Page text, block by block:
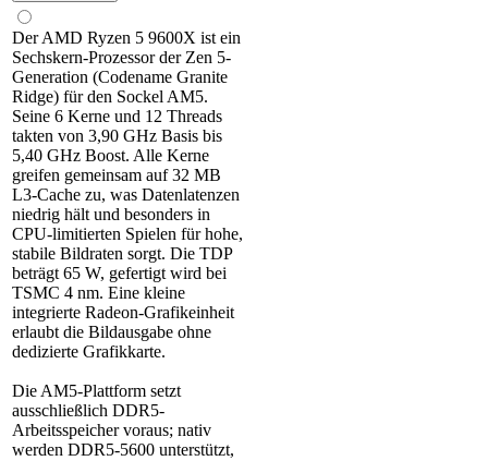
Der AMD Ryzen 5 9600X ist ein
Sechskern-Prozessor der Zen 5-
Generation (Codename Granite
Ridge) für den Sockel AM5.
Seine 6 Kerne und 12 Threads
takten von 3,90 GHz Basis bis
5,40 GHz Boost. Alle Kerne
greifen gemeinsam auf 32 MB
L3-Cache zu, was Datenlatenzen
niedrig hält und besonders in
CPU-limitierten Spielen für hohe,
stabile Bildraten sorgt. Die TDP
beträgt 65 W, gefertigt wird bei
TSMC 4 nm. Eine kleine
integrierte Radeon-Grafikeinheit
erlaubt die Bildausgabe ohne
dedizierte Grafikkarte.
Die AM5-Plattform setzt
ausschließlich DDR5-
Arbeitsspeicher voraus; nativ
werden DDR5-5600 unterstützt,